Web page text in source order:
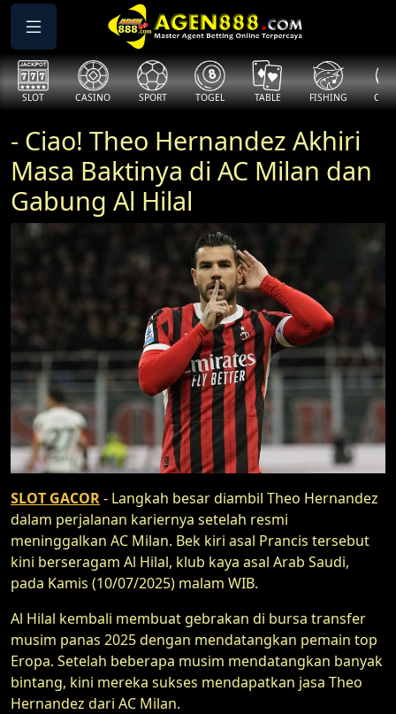
SLOT CASINO SPORT TOGEL TABLE FISHING
- Ciao! Theo Hernandez Akhiri
Masa Baktinya di AC Milan dan
Gabung Al Hilal
SLOT GACOR- Langkah besar diambil Theo Hernandez
dalam perjalanan kariernya setelah resmi
meninggalkan AC Milan. Bek kiri asal Prancis tersebut
kini berseragam Al Hilal, klub kaya asal Arab Saudi,
pada Kamis (10/07/2025) malam WIB.
Al Hilal kembali membuat gebrakan di bursa transfer
musim panas 2025 dengan mendatangkan pemain top
Eropa. Setelah beberapa musim mendatangkan banyak
bintang, kini mereka sukses mendapatkan jasa Theo
Hernandez dari AC Milan.